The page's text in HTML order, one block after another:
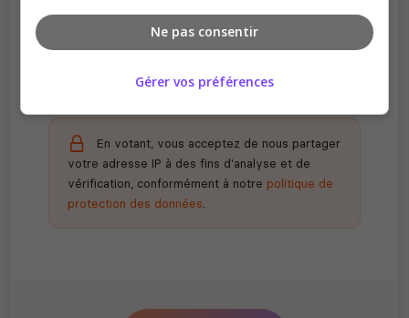
Récompenses possibles
Certains serveurs offrent des bonus aux
votants
En votant, vous acceptez de nous partager
votre adresse IP à des fins d'analyse et de
vérification, conformément à notre politique de
protection des données.
Ne pas consentir
Gérer vos préférences